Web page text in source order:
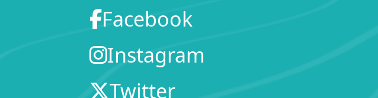
Facebook
Instagram
Twitter